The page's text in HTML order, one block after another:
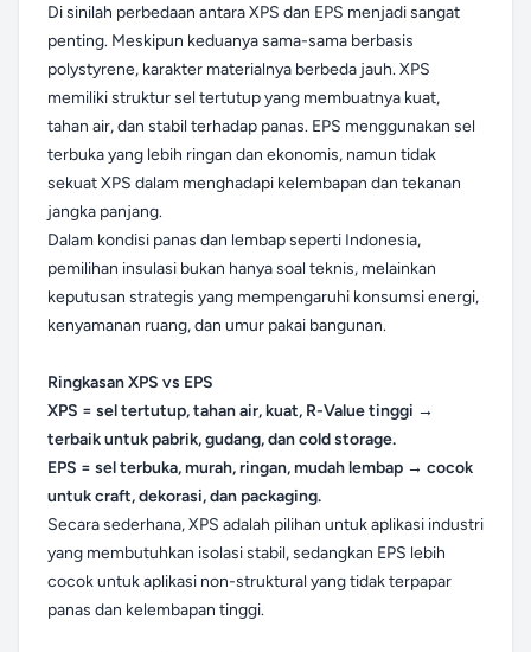
Di sinilah perbedaan antara XPS dan EPS menjadi sangat
penting. Meskipun keduanya sama-sama berbasis
polystyrene, karakter materialnya berbeda jauh. XPS
memiliki struktur sel tertutup yang membuatnya kuat,
tahan air, dan stabil terhadap panas. EPS menggunakan sel
terbuka yang lebih ringan dan ekonomis, namun tidak
sekuat XPS dalam menghadapi kelembapan dan tekanan
jangka panjang.
Dalam kondisi panas dan lembap seperti Indonesia,
pemilihan insulasi bukan hanya soal teknis, melainkan
keputusan strategis yang mempengaruhi konsumsi energi,
kenyamanan ruang, dan umur pakai bangunan.
Ringkasan XPS vs EPS
XPS = sel tertutup, tahan air, kuat, R-Value tinggi →
terbaik untuk pabrik, gudang, dan cold storage.
EPS = sel terbuka, murah, ringan, mudah lembap → cocok
untuk craft, dekorasi, dan packaging.
Secara sederhana, XPS adalah pilihan untuk aplikasi industri
yang membutuhkan isolasi stabil, sedangkan EPS lebih
cocok untuk aplikasi non-struktural yang tidak terpapar
panas dan kelembapan tinggi.